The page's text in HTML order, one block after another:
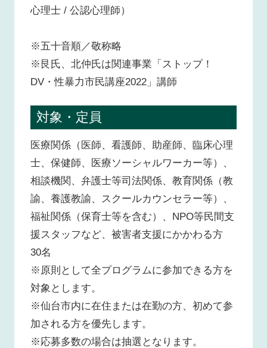
心理士 / 公認心理師）
※五十音順／敬称略
※艮氏、北仲氏は関連事業「ストップ！
DV・性暴力市民講座2022」講師
対象・定員
医療関係（医師、看護師、助産師、臨床心理
士、保健師、医療ソーシャルワーカー等）、
相談機関、弁護士等司法関係、教育関係（教
諭、養護教諭、スクールカウンセラー等）、
福祉関係（保育士等を含む）、NPO等民間支
援スタッフなど、被害者支援にかかわる方
30名
※原則として全プログラムに参加できる方を
対象とします。
※仙台市内に在住または在勤の方、初めて参
加される方を優先します。
※応募多数の場合は抽選となります。